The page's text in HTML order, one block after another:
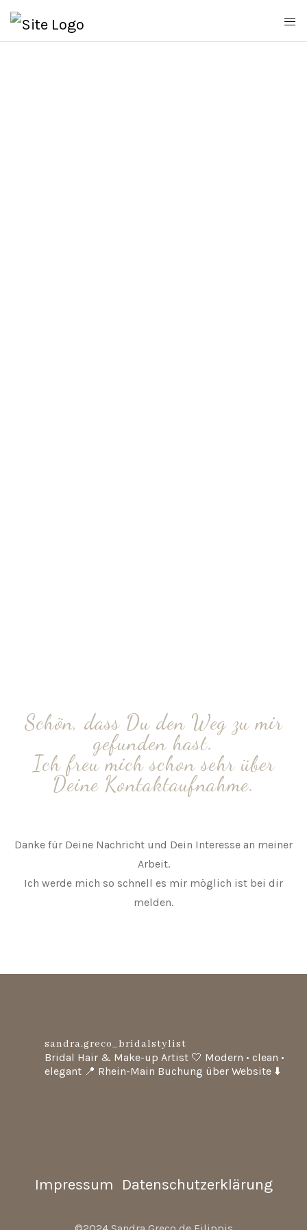
Schön, dass Du den Weg zu mir
gefunden hast.
Ich freu mich schon sehr über
Deine Kontaktaufnahme.
Danke für Deine Nachricht und Dein Interesse an meiner
Arbeit.
Ich werde mich so schnell es mir möglich ist bei dir
melden.
sandra.greco_bridalstylist
Bridal Hair & Make-up Artist 🤍 Modern • clean •
elegant 📍 Rhein-Main Buchung über Website ⬇️
Impressum Datenschutzerklärung